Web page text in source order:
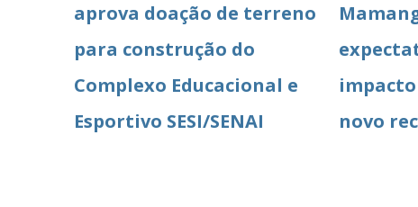
aprova doação de terreno
para construção do
Complexo Educacional e
Esportivo SESI/SENAI
novo